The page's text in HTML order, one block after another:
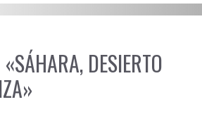
DESIERTO